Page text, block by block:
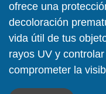
ofrece una
decoloración
vida útil de tus
rayos UV y
comprometer la